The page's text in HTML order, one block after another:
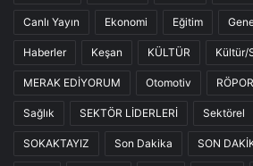
Canlı Yayın Ekonomi Eğitim
Haberler Keşan KÜLTÜR Kültür/
MERAK EDİYORUM Otomotiv
Sağlık SEKTÖR LİDERLERİ Sektörel
SOKAKTAYIZ Son Dakika SON